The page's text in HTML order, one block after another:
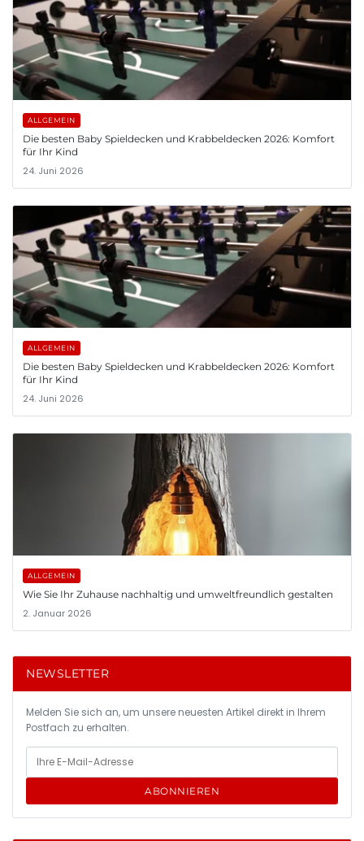
ALLGEMEIN
Die besten Baby Spieldecken und Krabbeldecken 2026: Komfort
für Ihr Kind
24. Juni 2026
ALLGEMEIN
Die besten Baby Spieldecken und Krabbeldecken 2026: Komfort
für Ihr Kind
24. Juni 2026
ALLGEMEIN
Wie Sie Ihr Zuhause nachhaltig und umweltfreundlich gestalten
2. Januar 2026
NEWSLETTER
Melden Sie sich an, um unsere neuesten Artikel direkt in Ihrem
Postfach zu erhalten.
ABONNIEREN